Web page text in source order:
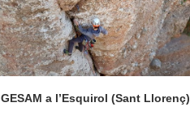
GESAM a l’Esquirol (Sant Llorenç)